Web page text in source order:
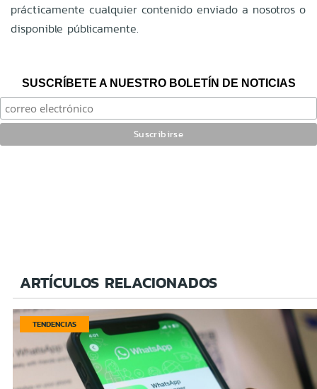
prácticamente cualquier contenido enviado a nosotros o
disponible públicamente.
SUSCRÍBETE A NUESTRO BOLETÍN DE NOTICIAS
ARTÍCULOS RELACIONADOS
TENDENCIAS